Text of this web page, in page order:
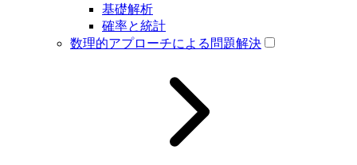
基礎解析
確率と統計
数理的アプローチによる問題解決